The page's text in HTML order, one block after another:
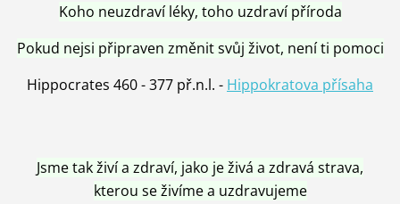
Koho neuzdraví léky, toho uzdraví příroda
Pokud nejsi připraven změnit svůj život, není ti pomoci
Hippocrates 460 - 377 př.n.l. - Hippokratova přísaha
Jsme tak živí a zdraví, jako je živá a zdravá strava,
kterou se živíme a uzdravujeme